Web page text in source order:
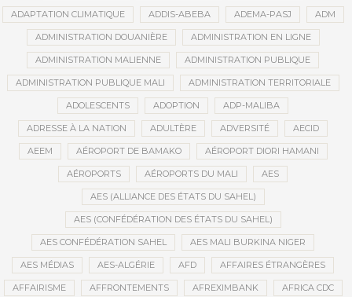
ADAPTATION CLIMATIQUE ADDIS-ABEBA ADEMA-PASJ ADM
ADMINISTRATION DOUANIÈRE ADMINISTRATION EN LIGNE
ADMINISTRATION MALIENNE ADMINISTRATION PUBLIQUE
ADMINISTRATION PUBLIQUE MALI ADMINISTRATION TERRITORIALE
ADOLESCENTS ADOPTION ADP-MALIBA
ADRESSE À LA NATION ADULTÈRE ADVERSITÉ AECID
AEEM AÉROPORT DE BAMAKO AÉROPORT DIORI HAMANI
AÉROPORTS AÉROPORTS DU MALI AES
AES (ALLIANCE DES ÉTATS DU SAHEL)
AES (CONFÉDÉRATION DES ÉTATS DU SAHEL)
AES CONFÉDÉRATION SAHEL AES MALI BURKINA NIGER
AES MÉDIAS AES-ALGÉRIE AFD AFFAIRES ÉTRANGÈRES
AFFAIRISME AFFRONTEMENTS AFREXIMBANK AFRICA CDC